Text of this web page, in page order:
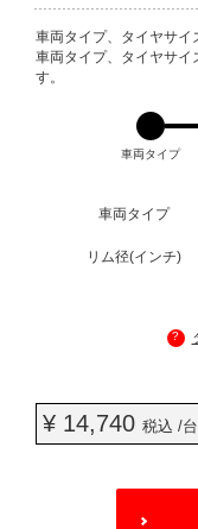
VARIATIONS
車両タイプ、タイヤサイ
車両タイプ、タイヤサイ
す。
車両タイプ
車両タイプ
リム径(インチ)
?
¥ 14,740 税込 /台